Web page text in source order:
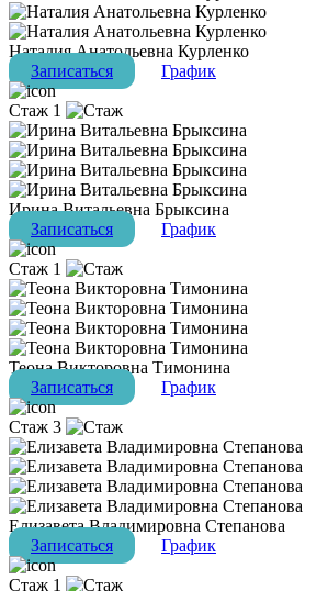
Наталия Анатольевна Курленко
Записаться
График
Стаж 1
Ирина Витальевна Брыксина
Записаться
График
Стаж 1
Теона Викторовна Тимонина
Записаться
График
Стаж 3
Елизавета Владимировна Степанова
Записаться
График
Стаж 1